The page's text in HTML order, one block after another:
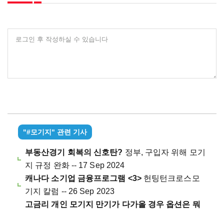
로그인 후 작성하실 수 있습니다
"#모기지" 관련 기사
부동산경기 회복의 신호탄? 정부, 구입자 위해 모기
지 규정 완화 -- 17 Sep 2024
캐나다 소기업 금융프로그램 <3>헌팅턴크로스모
기지 칼럼 -- 26 Sep 2023
고금리 개인 모기지 만기가 다가올 경우 옵션은 뭐